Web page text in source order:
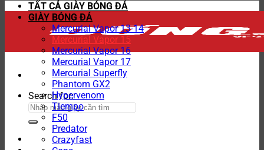
Search for:
TẤT CẢ GIÀY BÓNG ĐÁ
GIÀY BÓNG ĐÁ
Mercurial Vapor 13-14
Mercurial Vapor 15
Mercurial Vapor 16
Mercurial Vapor 17
Mercurial Superfly
Phantom GX2
Hypervenom
Tiempo
F50
Predator
Crazyfast